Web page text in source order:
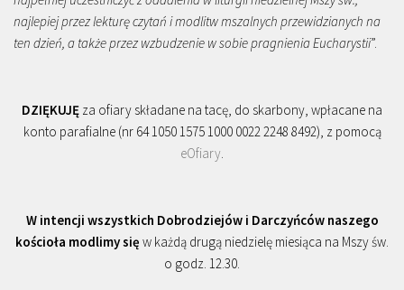
najlepiej przez lekturę czytań i modlitw mszalnych przewidzianych na
ten dzień, a także przez wzbudzenie w sobie pragnienia Eucharystii”.
DZIĘKUJĘ za ofiary składane na tacę, do skarbony, wpłacane na
konto parafialne (nr 64 1050 1575 1000 0022 2248 8492), z pomocą
eOfiary.
W intencji wszystkich Dobrodziejów i Darczyńców naszego
kościoła modlimy się w każdą drugą niedzielę miesiąca na Mszy św.
o godz. 12.30.